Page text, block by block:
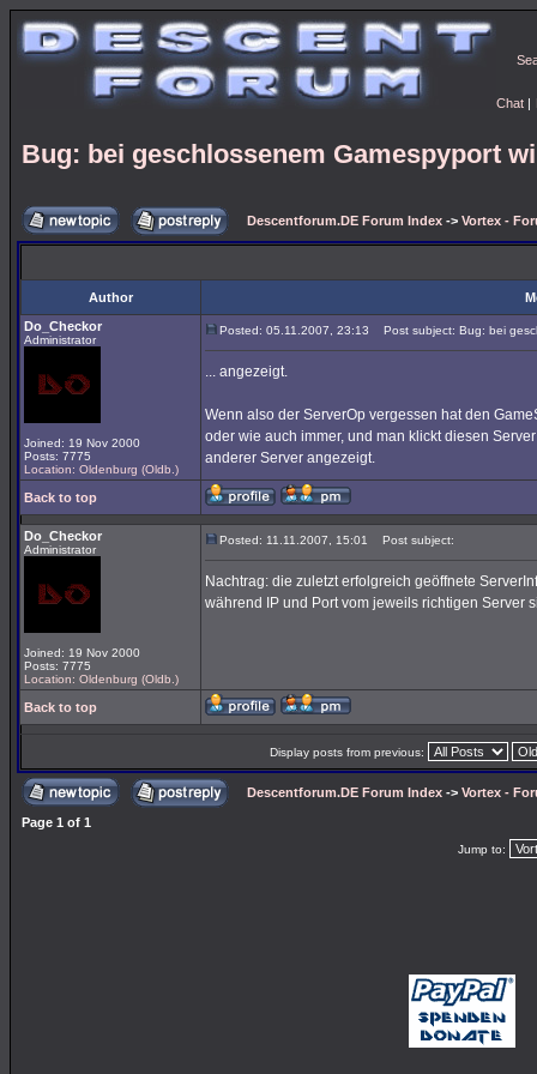
Chat |
Bug: bei geschlossenem Gamespyport
Descentforum.DE Forum Index -> Vortex -
Author
Do_Checkor
Administrator
Joined: 19 Nov 2000
Posts: 7775
Location: Oldenburg (Oldb.)
Posted: 05.11.2007, 23:13 Post subject: Bug: bei
... angezeigt.
Wenn also der ServerOp vergessen hat den
oder wie auch immer, und man klickt diesen
anderer Server angezeigt.
Back to top
Do_Checkor
Administrator
Joined: 19 Nov 2000
Posts: 7775
Location: Oldenburg (Oldb.)
Posted: 11.11.2007, 15:01 Post subject:
Nachtrag: die zuletzt erfolgreich geöffnete
während IP und Port vom jeweils richtigen Server
Back to top
Display posts from previous:
Descentforum.DE Forum Index -> Vortex -
Page 1 of 1
Jump to: